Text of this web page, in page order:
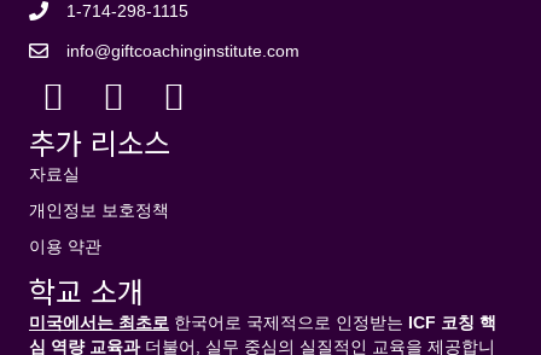
1-714-298-1115
info@giftcoachinginstitute.com
추가 리소스
자료실
개인정보 보호정책
이용 약관
학교 소개
미국에서는 최초로 한국어로 국제적으로 인정받는 ICF 코칭 핵
심 역량 교육과 더불어, 실무 중심의 실질적인 교육을 제공합니